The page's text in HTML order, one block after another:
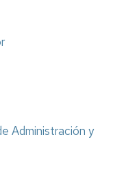
Administración y